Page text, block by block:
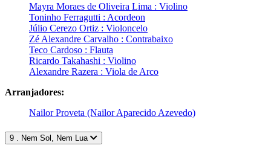
Mayra Moraes de Oliveira Lima : Violino
Toninho Ferragutti : Acordeon
Júlio Cerezo Ortiz : Violoncelo
Zé Alexandre Carvalho : Contrabaixo
Teco Cardoso : Flauta
Ricardo Takahashi : Violino
Alexandre Razera : Viola de Arco
Arranjadores:
Nailor Proveta (Nailor Aparecido Azevedo)
9 . Nem Sol, Nem Lua